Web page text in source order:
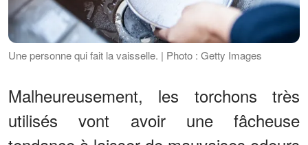
Une personne qui fait la vaisselle. | Photo : Getty Images
Malheureusement, les torchons très
utilisés vont avoir une fâcheuse